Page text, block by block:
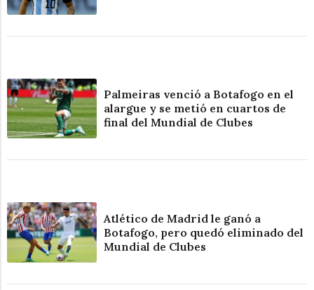
Palmeiras venció a Botafogo en el
alargue y se metió en cuartos de
final del Mundial de Clubes
Atlético de Madrid le ganó a
Botafogo, pero quedó eliminado del
Mundial de Clubes